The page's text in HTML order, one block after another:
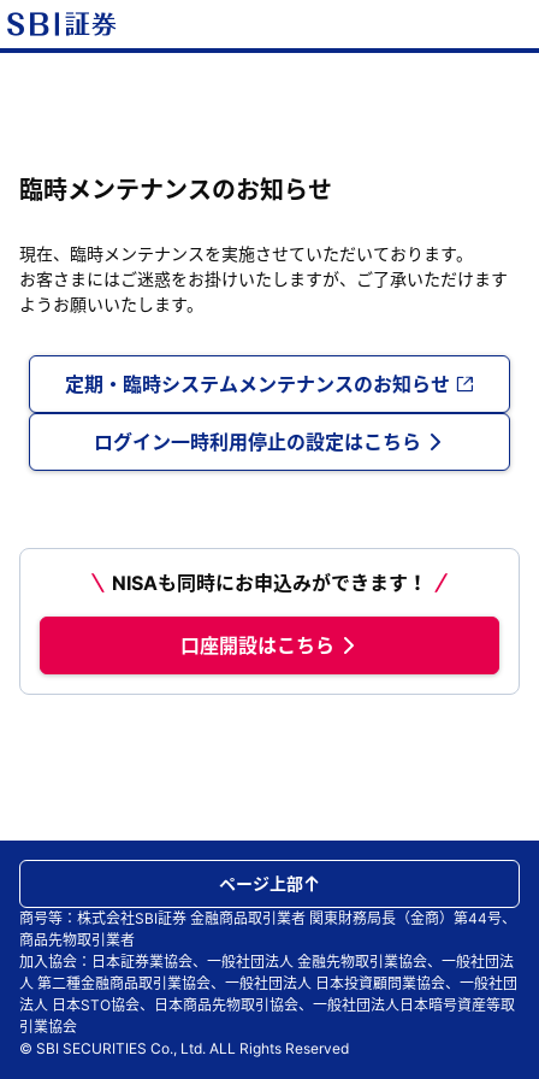
臨時メンテナンスのお知らせ
現在、臨時メンテナンスを実施させていただいております。
お客さまにはご迷惑をお掛けいたしますが、ご了承いただけます
ようお願いいたします。
定期・臨時システムメンテナンスのお知らせ
ログイン一時利用停止の設定はこちら
NISAも同時にお申込みができます！
口座開設はこちら
商号等：株式会社SBI証券 金融商品取引業者 関東財務局長（金商）第44号、
商品先物取引業者
加入協会：日本証券業協会、一般社団法人 金融先物取引業協会、一般社団法
人 第二種金融商品取引業協会、一般社団法人 日本投資顧問業協会、一般社団
法人 日本STO協会、日本商品先物取引協会、一般社団法人日本暗号資産等取
引業協会
© SBI SECURITIES Co., Ltd. ALL Rights Reserved
ページ上部